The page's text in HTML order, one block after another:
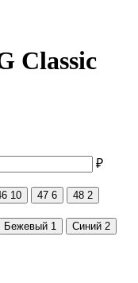
Classic
₽
10 47 6 48 2
Бежевый 1 Синий 2